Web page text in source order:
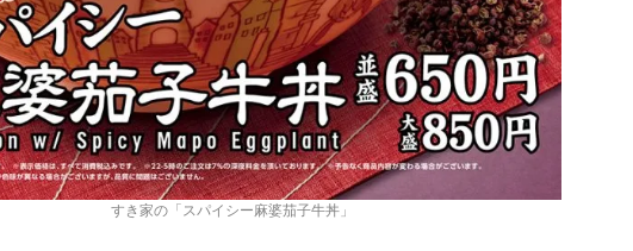
すき家の「スパイシー麻婆茄子牛丼」